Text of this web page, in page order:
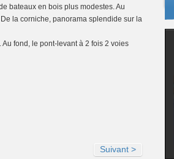
bateaux en bois plus modestes. Au
la corniche, panorama splendide sur la
fond, le pont-levant à 2 fois 2 voies
Suivant >